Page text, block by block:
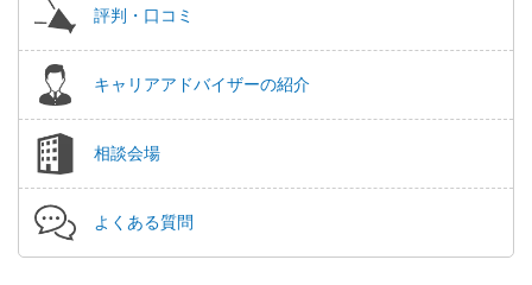
評判・口コミ
キャリアアドバイザーの紹介
相談会場
よくある質問